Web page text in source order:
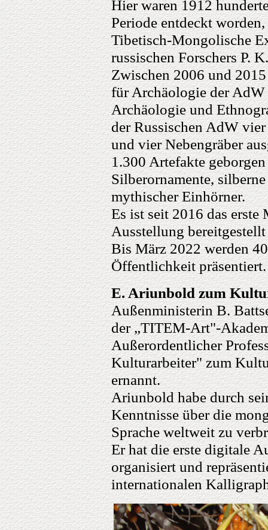
Hier waren 1912
Periode entdeckt
Tibetisch-Mongolische
russischen Forschers P.
Zwischen 2006 und
für Archäologie der
Archäologie und
der Russischen AdW
und vier Nebengräber
1.300 Artefakte
Silberornamente,
mythischer Einhörner.
Es ist seit 2016 das erste
Ausstellung
Bis März 2022 werden
Öffentlichkeit präsentiert.
E. Ariunbold zum
Außenministerin B.
der „TITEM-Art"-
Außerordentlicher
Kulturarbeiter" zum
ernannt.
Ariunbold habe durch
Kenntnisse über die
Sprache weltweit zu
Er hat die erste digitale
organisiert und
internationalen